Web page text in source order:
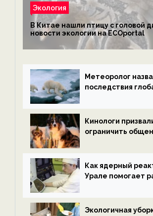
Экология
В Китае нашли птицу с головой
новости экологии на ECOportal
Метеоролог
последствия
ECOportal
Кинологи
ограничить
ECOportal
Как ядерный
Урале помогает
ECOportal
Экологичная